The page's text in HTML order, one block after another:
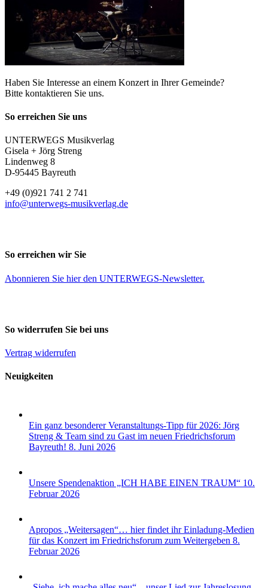
Haben Sie Interesse an einem Konzert in Ihrer Gemeinde?
Bitte kontaktieren Sie uns.
So erreichen Sie uns
UNTERWEGS Musikverlag
Gisela + Jörg Streng
Lindenweg 8
D-95445 Bayreuth
+49 (0)921 741 2 741
info@unterwegs-musikverlag.de
So erreichen wir Sie
Abonnieren Sie hierden UNTERWEGS-Newsletter.
So widerrufen Sie bei uns
Vertrag widerrufen
Neuigkeiten
Ein ganz besonderer Veranstaltungs-Tipp für 2026: Jörg
Streng & Team sind zu Gast im neuen Friedrichsforum
Bayreuth! 8. Juni 2026
Unsere Spendenaktion „ICH HABE EINEN TRAUM“ 10.
Februar 2026
Apropos „Weitersagen“… hier findet ihr Einladung-Medien
für das Konzert im Friedrichsforum zum Weitergeben 8.
Februar 2026